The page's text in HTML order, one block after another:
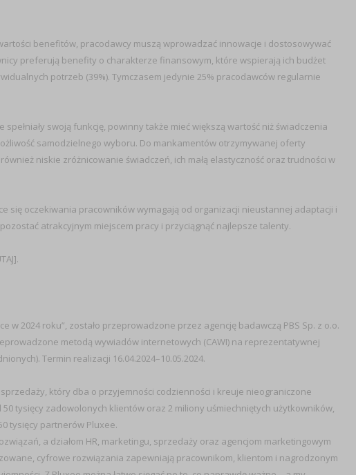
benefitów, pracodawcy muszą wprowadzać innowacje i dostosowywać
preferują benefity o charakterze finansowym, które wspierają ich budżet
potrzeb (39%). Tymczasem jedynie 25% pracodawców regularnie
swoją funkcję, powinny także mieć większą wartość niż świadczenia
samodzielnego wyboru. Do mankamentów otrzymywanej oferty
niskie zróżnicowanie świadczeń, ich małą elastyczność oraz trudności w
się oczekiwania pracowników wymagają od organizacji nieustannej adaptacji i
atrakcyjnym miejscem pracy i przyciągnąć najlepsze talenty.
].
w 2024 roku”, zostało przeprowadzone przez agencję badawczą PBS Sp. z o.o.
metodą wywiadów internetowych (CAWI) na reprezentatywnej
Termin realizacji 16.04.2024–10.05.2024.
który dba o przyjemności codzienności i kreuje nieograniczone
tysięcy zadowolonych klientów oraz 2 miliony uśmiechniętych użytkowników,
tysięcy partnerów Pluxee.
a działom HR, marketingu, sprzedaży oraz agencjom marketingowym
cyfrowe rozwiązania zapewniają pracownikom, klientom i nagrodzonym